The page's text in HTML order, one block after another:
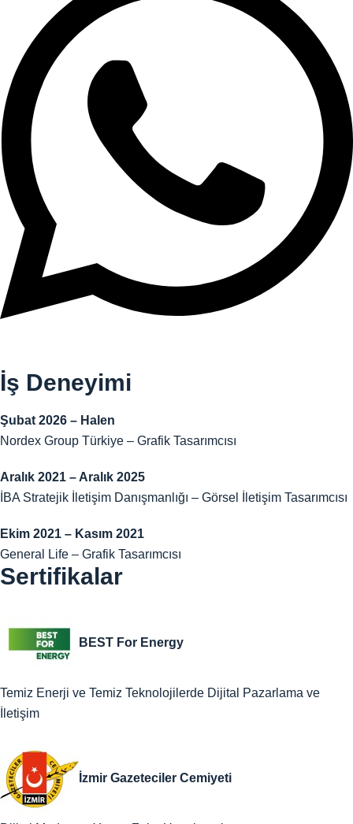
İş Deneyimi
Şubat 2026 – Halen
Nordex Group Türkiye – Grafik Tasarımcısı
Aralık 2021 – Aralık 2025
İBA Stratejik İletişim Danışmanlığı – Görsel İletişim Tasarımcısı
Ekim 2021 – Kasım 2021
General Life – Grafik Tasarımcısı
Sertifikalar
BEST For Energy
Temiz Enerji ve Temiz Teknolojilerde Dijital Pazarlama ve
İletişim
İzmir Gazeteciler Cemiyeti